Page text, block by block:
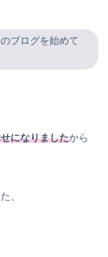
ブログを始めて
になりましたから
、